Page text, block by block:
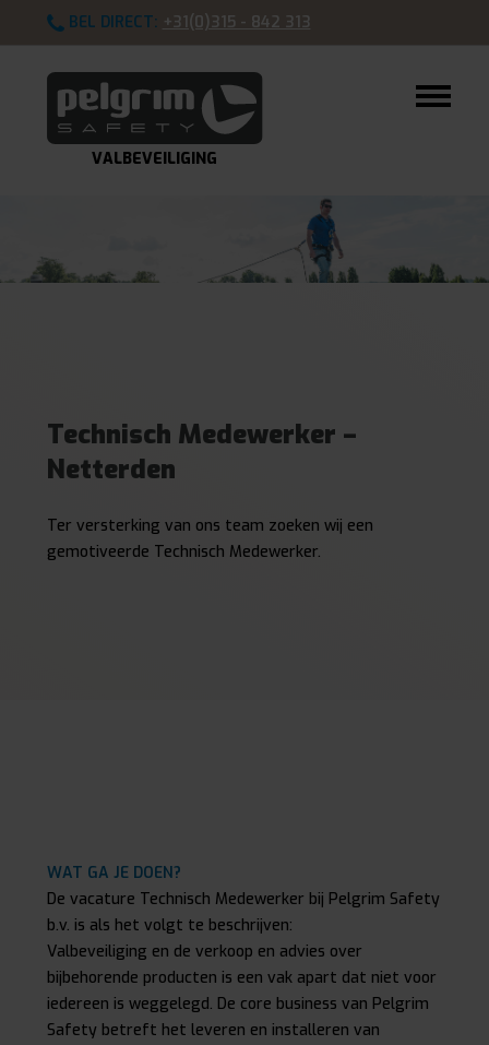
BEL DIRECT: +31(0)315 - 842 313
VALBEVEILIGING
Technisch Medewerker –
Netterden
Ter versterking van ons team zoeken wij een
gemotiveerde Technisch Medewerker.
WAT GA JE DOEN?
De vacature Technisch Medewerker bij Pelgrim Safety
b.v. is als het volgt te beschrijven:
Valbeveiliging en de verkoop en advies over
bijbehorende producten is een vak apart dat niet voor
iedereen is weggelegd. De core business van Pelgrim
Safety betreft het leveren en installeren van